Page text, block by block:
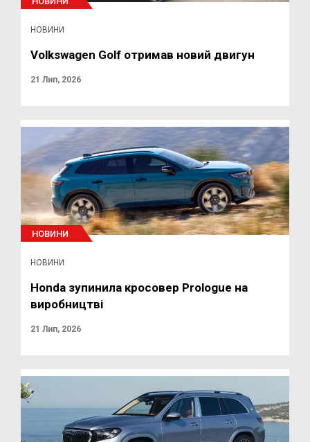
НОВИНИ
Volkswagen Golf отримав новий двигун
21 Лип, 2026
НОВИНИ
НОВИНИ
Honda зупинила кросовер Prologue на
виробництві
21 Лип, 2026